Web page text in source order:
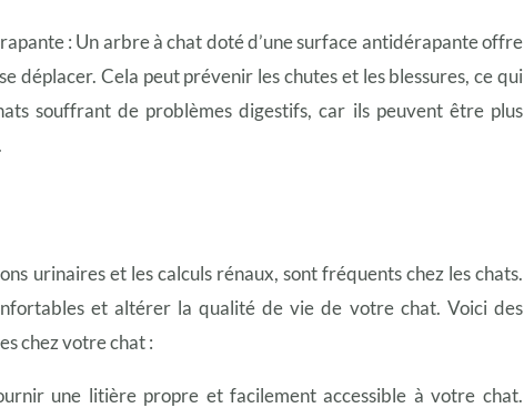
: Un arbre à chat doté d’une surface antidérapante offre
déplacer. Cela peut prévenir les chutes et les blessures, ce qui
souffrant de problèmes digestifs, car ils peuvent être plus
urinaires et les calculs rénaux, sont fréquents chez les chats.
et altérer la qualité de vie de votre chat. Voici des
chez votre chat :
une litière propre et facilement accessible à votre chat.